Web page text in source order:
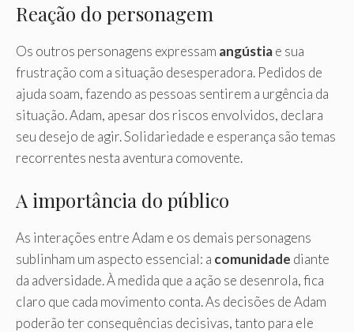
Reação do personagem
Os outros personagens expressam angústiae sua
frustração com a situação desesperadora. Pedidos de
ajuda soam, fazendo as pessoas sentirem a urgência da
situação. Adam, apesar dos riscos envolvidos, declara
seu desejo de agir. Solidariedade e esperança são temas
recorrentes nesta aventura comovente.
A importância do público
As interações entre Adam e os demais personagens
sublinham um aspecto essencial: a comunidade diante
da adversidade. À medida que a ação se desenrola, fica
claro que cada movimento conta. As decisões de Adam
poderão ter consequências decisivas, tanto para ele